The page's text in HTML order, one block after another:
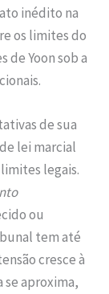
inédito na
os limites do
de Yoon sob a
de sua
lei marcial
legais.
ou
tem até
cresce à
se aproxima,